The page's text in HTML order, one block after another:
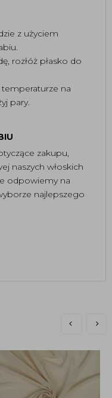
z użyciem
rozłóż płasko do
na
pary.
zakupu,
naszych włoskich
odpowiemy na
najlepszego